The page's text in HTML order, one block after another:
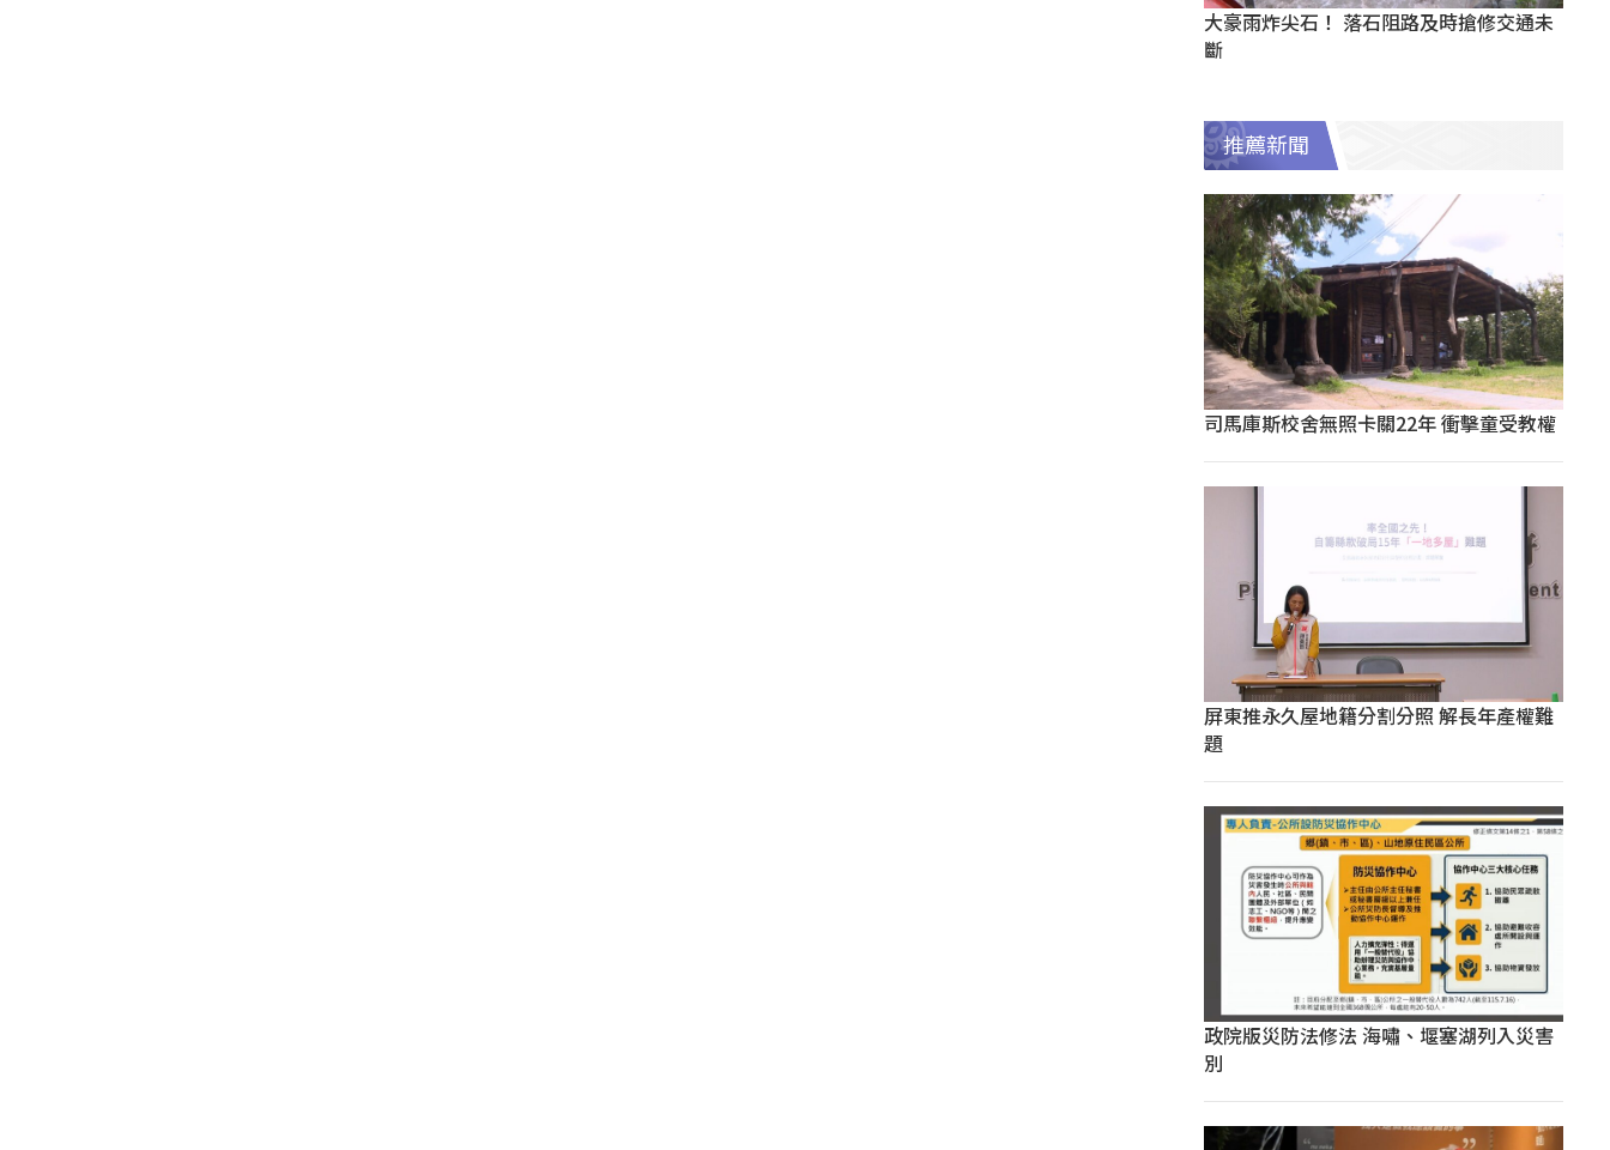
大豪雨炸尖石！ 落石阻路及時搶修交通未
斷
推薦新聞
司馬庫斯校舍無照卡關22年 衝擊童受教權
屏東推永久屋地籍分割分照 解長年產權難
題
政院版災防法修法 海嘯、堰塞湖列入災害
別